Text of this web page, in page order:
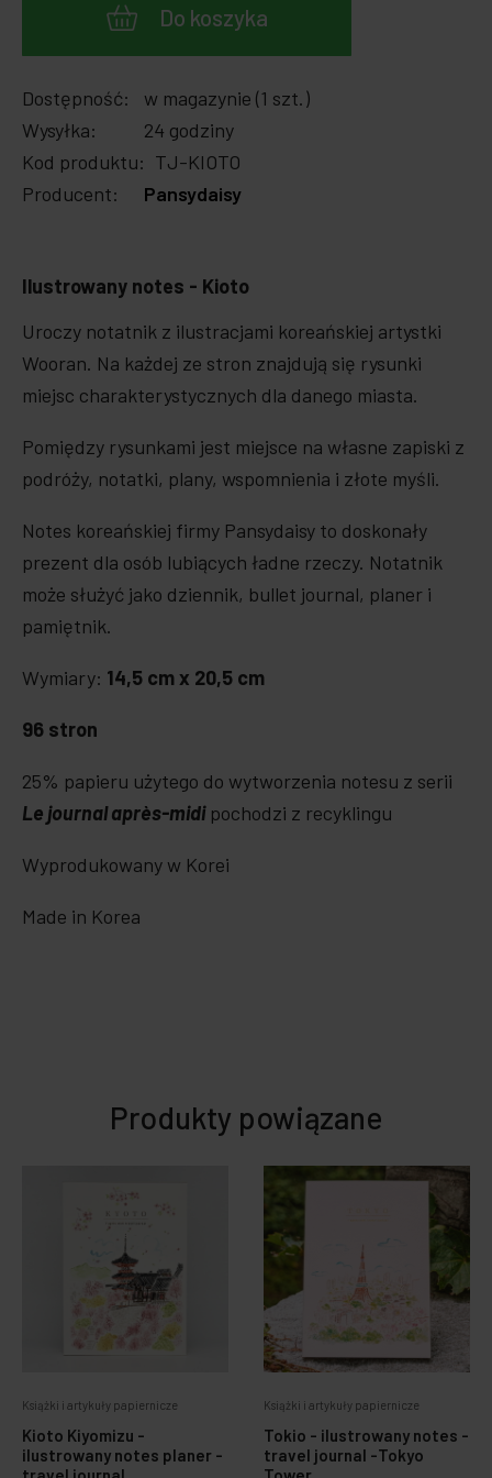
Do koszyka
Dostępność:
w magazynie (1 szt.)
Wysyłka:
24 godziny
Kod produktu: TJ-KIOTO
Producent:
Pansydaisy
Ilustrowany notes - Kioto
Uroczy notatnik z ilustracjami koreańskiej artystki
Wooran. Na każdej ze stron znajdują się rysunki
miejsc charakterystycznych dla danego miasta.
Pomiędzy rysunkami jest miejsce na własne zapiski z
podróży, notatki, plany, wspomnienia i złote myśli.
Notes koreańskiej firmy Pansydaisy to doskonały
prezent dla osób lubiących ładne rzeczy. Notatnik
może służyć jako dziennik, bullet journal, planer i
pamiętnik.
Wymiary: 14,5 cm x 20,5 cm
96 stron
25% papieru użytego do wytworzenia notesu z serii
Le journal après-midipochodzi z recyklingu
Wyprodukowany w Korei
Made in Korea
Produkty powiązane
Książki i artykuły papiernicze
Kioto Kiyomizu -
ilustrowany notes planer -
Książki i artykuły papiernicze
Tokio - ilustrowany notes -
travel journal -Tokyo